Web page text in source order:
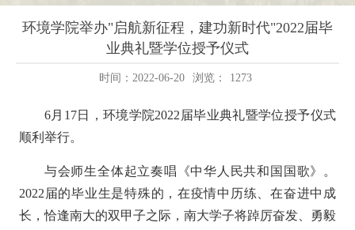
环境学院举办"启航新征程，建功新时代"2022届毕
业典礼暨学位授予仪式
时间：2022-06-20 浏览： 1273
6月17日，环境学院2022届毕业典礼暨学位授予仪式
顺利举行。
与会师生全体起立奏唱《中华人民共和国国歌》。
2022届的毕业生是特殊的，在疫情中历练、在奋进中成
长，恰逢南大的双甲子之际，南大学子将踔厉奋发、勇毅